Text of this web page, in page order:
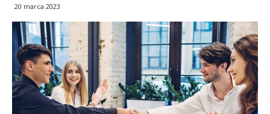
20 marca 2023